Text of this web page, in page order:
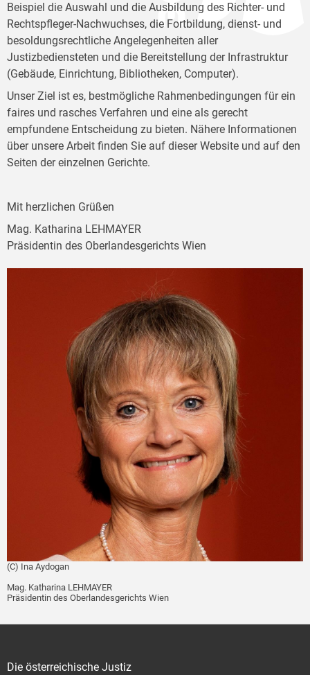
Beispiel die Auswahl und die Ausbildung des Richter- und
Rechtspfleger-Nachwuchses, die Fortbildung, dienst- und
besoldungsrechtliche Angelegenheiten aller
Justizbediensteten und die Bereitstellung der Infrastruktur
(Gebäude, Einrichtung, Bibliotheken, Computer).
Unser Ziel ist es, bestmögliche Rahmenbedingungen für ein
faires und rasches Verfahren und eine als gerecht
empfundene Entscheidung zu bieten. Nähere Informationen
über unsere Arbeit finden Sie auf dieser Website und auf den
Seiten der einzelnen Gerichte.
Mit herzlichen Grüßen
Mag. Katharina LEHMAYER
Präsidentin des Oberlandesgerichts Wien
(C) Ina Aydogan
Mag. Katharina LEHMAYER
Präsidentin des Oberlandesgerichts Wien
Die österreichische Justiz